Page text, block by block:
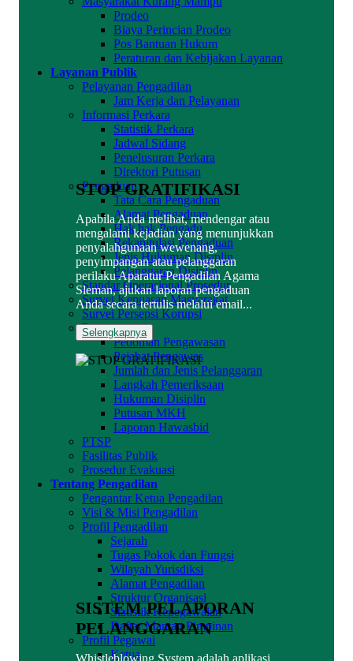
Prodeo
Biaya Perincian Prodeo
Pos Bantuan Hukum
Peraturan dan Kebijakan Layanan
Layanan Publik
Pelayanan Pengadilan
Jam Kerja dan Pelayanan
Informasi Perkara
Statistik Perkara
Jadwal Sidang
Penelusuran Perkara
Direktori Putusan
Pengaduan
Tata Cara Pengaduan
Alamat Pengaduan
Hak hak Pengadu
Rekapitulasi Pengaduan
Jenis Hukuman Disiplin
Pelanggaran Disiplin
Standar Operasional Prosedur
Survei Kepuasan Masyarakat
Survei Persepsi Korupsi
Pengawasan
Pedoman Pengawasan
Pejabat Pengawas
Jumlah dan Jenis Pelanggaran
Langkah Pemeriksaan
Hukuman Disiplin
Putusan MKH
Laporan Hawasbid
PTSP
Fasilitas Publik
Prosedur Evakuasi
Tentang Pengadilan
Pengantar Ketua Pengadilan
Visi & Misi Pengadilan
Profil Pengadilan
Sejarah
Tugas Pokok dan Fungsi
Wilayah Yurisdiksi
Alamat Pengadilan
Struktur Organisasi
Statistik Kepegawaian
Daftar Mantan Pimpinan
Profil Pegawai
Ketua
STOP GRATIFIKASI
Apabila Anda melihat, mendengar atau
mengalami kejadian yang menunjukkan
penyalahgunaan wewenang,
penyimpangan atau pelanggaran
perilaku Aparatur Pengadilan Agama
Sleman, ajukan laporan pengaduan
Anda secara tertulis melalui email...
Selengkapnya
SISTEM PELAPORAN
PELANGGARAN
Whistleblowing System adalah aplikasi